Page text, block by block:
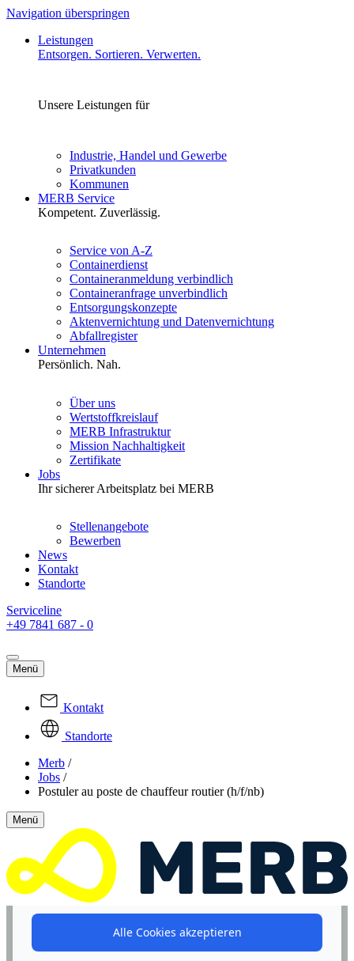
Navigation überspringen
Leistungen
Entsorgen. Sortieren. Verwerten.
Unsere Leistungen für
Industrie, Handel und Gewerbe
Privatkunden
Kommunen
MERB Service
Kompetent. Zuverlässig.
Service von A-Z
Containerdienst
Containeranmeldung verbindlich
Containeranfrage unverbindlich
Entsorgungskonzepte
Aktenvernichtung und Datenvernichtung
Abfallregister
Unternehmen
Persönlich. Nah.
Über uns
Wertstoffkreislauf
MERB Infrastruktur
Mission Nachhaltigkeit
Zertifikate
Jobs
Ihr sicherer Arbeitsplatz bei MERB
Stellenangebote
Bewerben
News
Kontakt
Standorte
Serviceline
+49 7841 687 - 0
Menü
Kontakt
Standorte
Merb /
Jobs /
Postuler au poste de chauffeur routier (h/f/nb)
Menü